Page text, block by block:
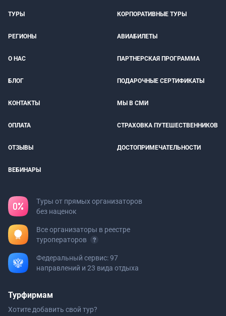
ТУРЫ КОРПОРАТИВНЫЕ ТУРЫ
РЕГИОНЫ АВИАБИЛЕТЫ
О НАС ПАРТНЕРСКАЯ ПРОГРАММА
БЛОГ ПОДАРОЧНЫЕ СЕРТИФИКАТЫ
КОНТАКТЫ МЫ В СМИ
ОПЛАТА СТРАХОВКА ПУТЕШЕСТВЕННИКОВ
ОТЗЫВЫ ДОСТОПРИМЕЧАТЕЛЬНОСТИ
ВЕБИНАРЫ
Туры от прямых организаторов
без наценок
Все организаторы в реестре
туроператоров
Федеральный сервис: 97
направлений и 23 вида отдыха
Турфирмам
Хотите добавить свой тур?